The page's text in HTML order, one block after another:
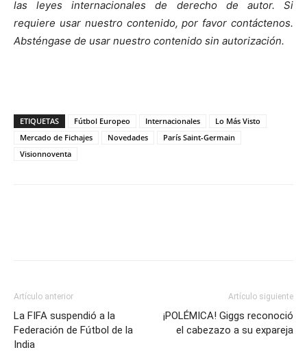
las leyes internacionales de derecho de autor. Si
requiere usar nuestro contenido, por favor contáctenos.
Absténgase de usar nuestro contenido sin autorización.
ETIQUETAS Fútbol Europeo Internacionales
Lo Más Visto
Mercado de Fichajes
Novedades
París Saint-Germain
Visionnoventa
Artículo anterior
La FIFA suspendió a la
Federación de Fútbol de la
India
Artículo siguiente
¡POLÉMICA! Giggs reconoció
el cabezazo a su expareja